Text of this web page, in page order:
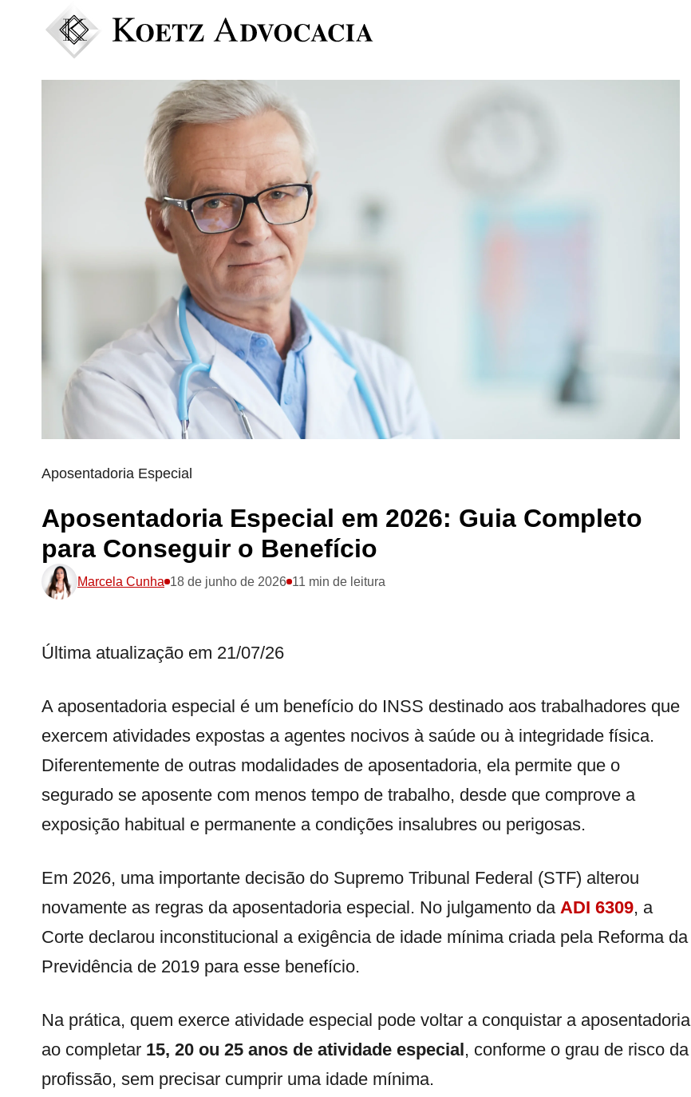
Aposentadoria Especial
Aposentadoria Especial em 2026: Guia Completo
para Conseguir o Benefício
Marcela Cunha 18 de junho de 2026 11 min de leitura
Última atualização em 21/07/26
A aposentadoria especial é um benefício do INSS destinado aos trabalhadores que
exercem atividades expostas a agentes nocivos à saúde ou à integridade física.
Diferentemente de outras modalidades de aposentadoria, ela permite que o
segurado se aposente com menos tempo de trabalho, desde que comprove a
exposição habitual e permanente a condições insalubres ou perigosas.
Em 2026, uma importante decisão do Supremo Tribunal Federal (STF) alterou
novamente as regras da aposentadoria especial. No julgamento da ADI 6309, a
Corte declarou inconstitucional a exigência de idade mínima criada pela Reforma da
Previdência de 2019 para esse benefício.
Na prática, quem exerce atividade especial pode voltar a conquistar a aposentadoria
ao completar 15, 20 ou 25 anos de atividade especial, conforme o grau de risco da
profissão, sem precisar cumprir uma idade mínima.